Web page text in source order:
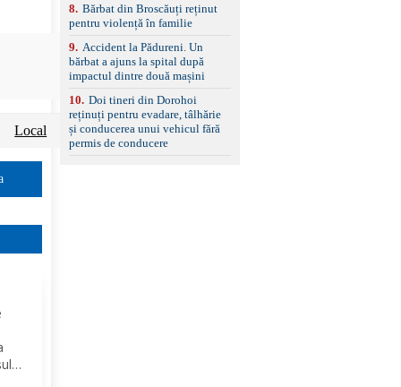
Local
8. Bărbat din Broscăuți reținut
pentru violență în familie
9. Accident la Pădureni. Un
bărbat a ajuns la spital după
impactul dintre două mașini
10. Doi tineri din Dorohoi
reținuți pentru evadare, tâlhărie
și conducerea unui vehicul fără
permis de conducere